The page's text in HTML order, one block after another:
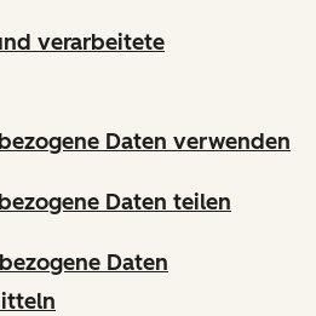
verarbeitete
Daten verwenden
Daten teilen
Daten